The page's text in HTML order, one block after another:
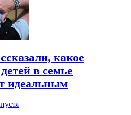
какое
в семье
идеальным